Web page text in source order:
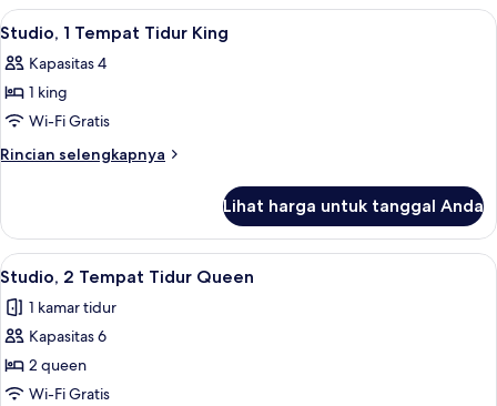
Tempat
King
Lihat
semua
foto
untuk
Studio,
1
King
7
Studio, 1 Tempat Tidur King
Kapasitas 4
1 king
Wi-Fi Gratis
Rincian selengkapnya
Rincian
Studio,
Tempat
King
Lihat harga untuk tanggal Anda
Lihat
semua
foto
untuk
Studio,
2
12
Studio, 2 Tempat Tidur Queen
1 kamar tidur
Kapasitas 6
2 queen
Wi-Fi Gratis